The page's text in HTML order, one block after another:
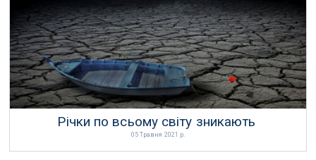
18 Травня 2021 р.
Річки по всьому світу зникають
05 Травня 2021 р.